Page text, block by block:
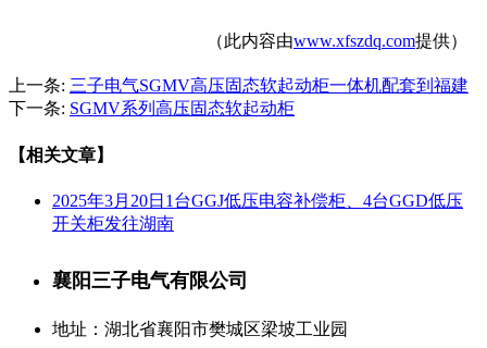
（此内容由www.xfszdq.com提供）
上一条: 三子电气SGMV高压固态软起动柜一体机配套到福建
下一条: SGMV系列高压固态软起动柜
【相关文章】
2025年3月20日1台GGJ低压电容补偿柜、4台GGD低压
开关柜发往湖南
襄阳三子电气有限公司
地址：湖北省襄阳市樊城区梁坡工业园